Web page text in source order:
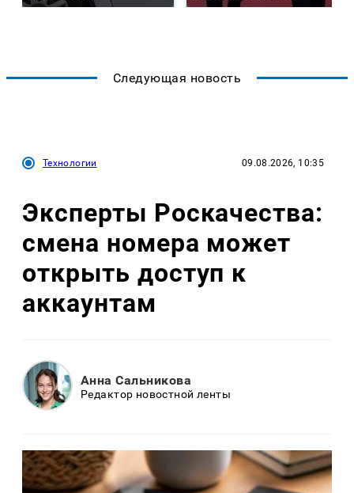
Следующая новость
Технологии 09.08.2026, 10:35
Эксперты Роскачества:
смена номера может
открыть доступ к
аккаунтам
Анна Сальникова
Редактор новостной ленты